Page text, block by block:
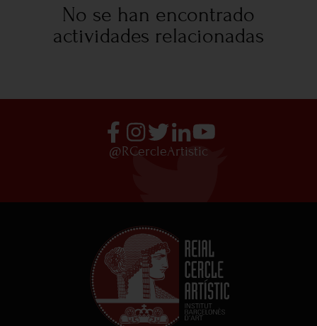
No se han encontrado
actividades relacionadas
@RCercleArtistic